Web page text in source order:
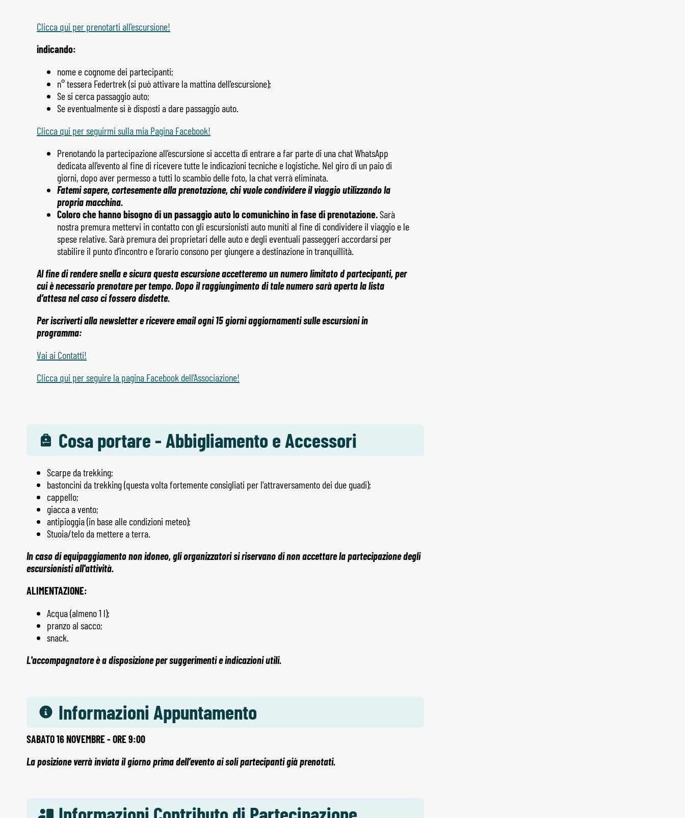
Clicca qui per prenotarti all'escursione!
indicando:
nome e cognome dei partecipanti;
n° tessera Federtrek (si può attivare la mattina dell'escursione);
Se si cerca passaggio auto;
Se eventualmente si è disposti a dare passaggio auto.
Clicca qui per seguirmi sulla mia Pagina Facebook!
Prenotando la partecipazione all’escursione si accetta di entrare a far parte di una chat WhatsApp
dedicata all’evento al fine di ricevere tutte le indicazioni tecniche e logistiche. Nel giro di un paio di
giorni, dopo aver permesso a tutti lo scambio delle foto, la chat verrà eliminata.
Fatemi sapere, cortesemente alla prenotazione, chi vuole condividere il viaggio utilizzando la
propria macchina.
Coloro che hanno bisogno di un passaggio auto lo comunichino in fase di prenotazione.Sarà
nostra premura mettervi in contatto con gli escursionisti auto muniti al fine di condividere il viaggio e le
spese relative. Sarà premura dei proprietari delle auto e degli eventuali passeggeri accordarsi per
stabilire il punto d’incontro e l’orario consono per giungere a destinazione in tranquillità.
Al fine di rendere snella e sicura questa escursione accetteremo un numero limitato d partecipanti, per
cui è necessario prenotare per tempo. Dopo il raggiungimento di tale numero sarà aperta la lista
d’attesa nel caso ci fossero disdette.
Per iscriverti alla newsletter e ricevere email ogni 15 giorni aggiornamenti sulle escursioni in
programma:
Vai ai Contatti!
Clicca qui per seguire la pagina Facebook dell’Associazione!
Cosa portare - Abbigliamento e Accessori
Scarpe da trekking;
bastoncini da trekking (questa volta fortemente consigliati per l'attraversamento dei due guadi);
cappello;
giacca a vento;
antipioggia (in base alle condizioni meteo);
Stuoia/telo da mettere a terra.
In caso di equipaggiamento non idoneo, gli organizzatori si riservano di non accettare la partecipazione degli
escursionisti all'attività.
ALIMENTAZIONE:
Acqua (almeno 1 l);
pranzo al sacco;
snack.
L'accompagnatore è a disposizione per suggerimenti e indicazioni utili.
Informazioni Appuntamento
SABATO 16 NOVEMBRE - ORE 9:00
La posizione verrà inviata il giorno prima dell’evento ai soli partecipanti già prenotati.